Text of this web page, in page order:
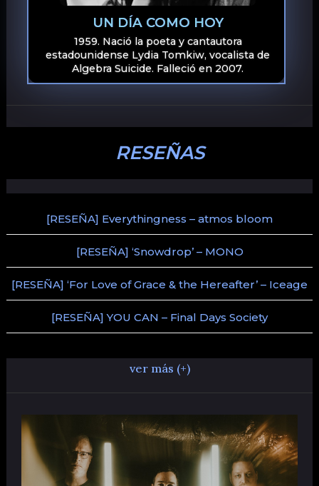
UN DÍA COMO HOY
1959. Nació la poeta y cantautora
estadounidense Lydia Tomkiw, vocalista de
Algebra Suicide. Falleció en 2007.
RESEÑAS
[RESEÑA] Everythingness – atmos bloom
[RESEÑA] ‘Snowdrop’ – MONO
[RESEÑA] ‘For Love of Grace & the Hereafter’ – Iceage
[RESEÑA] YOU CAN – Final Days Society
ver más (+)